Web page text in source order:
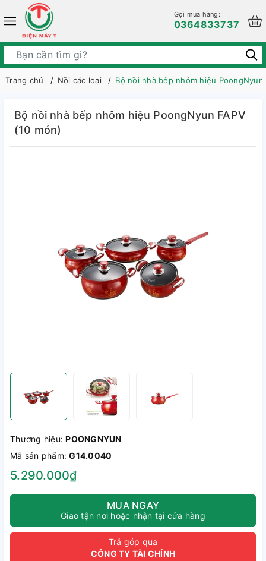
Gọi mua hàng:
0364833737
Trang chủ Nồi các loại Bộ nồi nhà bếp nhôm hiệu PoongNyun
Bộ nồi nhà bếp nhôm hiệu PoongNyun FAPV
(10 món)
Thương hiệu:POONGNYUN
Mã sản phẩm:G14.0040
5.290.000₫
MUA NGAY
Giao tận nơi hoặc nhận tại cửa hàng
Trả góp qua
CÔNG TY TÀI CHÍNH